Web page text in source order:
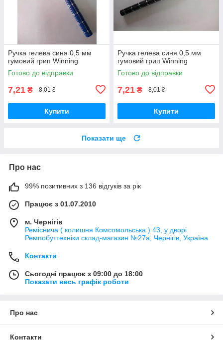
Ручка гелева синя 0,5 мм
гумовий грип Winning
Готово до відправки
7,21 ₴ 8,01 ₴
Купити
Ручка гелева синя 0,5 мм
гумовий грип Winning
Готово до відправки
7,21 ₴ 8,01 ₴
Купити
Показати ще
Про нас
99% позитивних з 136 відгуків за рік
Працює з 01.07.2010
м. Чернігів
Реміснича ( колишня Комсомольська ) 43, у дворі
Ремпобуттехніки склад-магазин №27a, Чернігів, Україна
Контакти
Сьогодні працює з 09:00 до 18:00
Показати весь графік роботи
Про нас
Контакти